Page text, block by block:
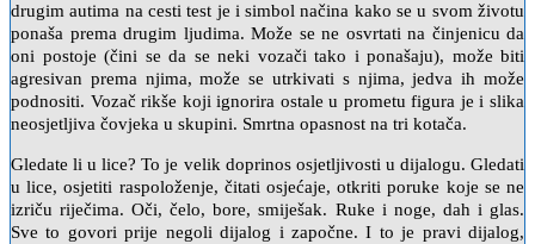
drugim autima na cesti test je i simbol načina kako se u svom životu
ponaša prema drugim ljudima. Može se ne osvrtati na činjenicu da
oni postoje (čini se da se neki vozači tako i ponašaju), može biti
agresivan prema njima, može se utrkivati s njima, jedva ih može
podnositi. Vozač rikše koji ignorira ostale u prometu figura je i slika
neosjetljiva čovjeka u skupini. Smrtna opasnost na tri kotača.
Gledate li u lice? To je velik doprinos osjetljivosti u dijalogu. Gledati
u lice, osjetiti raspoloženje, čitati osjećaje, otkriti poruke koje se ne
izriču riječima. Oči, čelo, bore, smiješak. Ruke i noge, dah i glas.
Sve to govori prije negoli dijalog i započne. I to je pravi dijalog,